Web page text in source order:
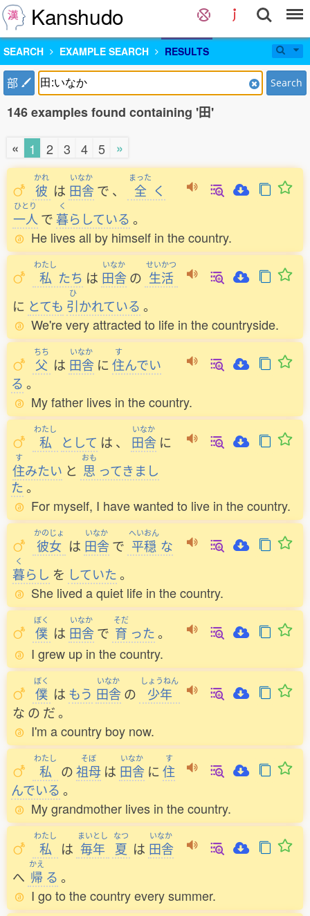
Kanshudo
SEARCH EXAMPLE SEARCH RESULTS
部 Search
146 examples found containing '田'
« 1 2 3 4 5 »
かれ
彼 は
いなか
田舎 で 、
まった
全 く
ひとり
一人 で
く
暮らしている 。
He lives all by himself in the country.
わたし
私 たち は
いなか
田舎 の
せいかつ
生活
に とても
ひ
引かれている 。
We're very attracted to life in the countryside.
ちち
父 は
いなか
田舎 に
す
住んでい
る 。
My father lives in the country.
わたし
私 として は 、
いなか
田舎 に
す
住みたい と
おも
思 ってきまし
た。
For myself, I have wanted to live in the country.
かのじょ
彼女 は
いなか
田舎 で
へいおん
平穏 な
く
暮らし を していた。
She lived a quiet life in the country.
ぼく
僕 は
いなか
田舎 で
そだ
育 った。
I grew up in the country.
ぼく
僕 は もう
いなか
田舎 の
しょうねん
少年
な の だ。
I'm a country boy now.
わたし
私 の
そぼ
祖母 は
いなか
田舎 に
す
住
んでいる 。
My grandmother lives in the country.
わたし
私 は
まいとし
毎年
なつ
夏 は
いなか
田舎
へ
かえ
帰 る 。
I go to the country every summer.